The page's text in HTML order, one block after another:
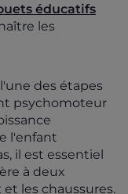
éducatifs
les
des étapes
psychomoteur
l'enfant
il est essentiel
à deux
les chaussures.